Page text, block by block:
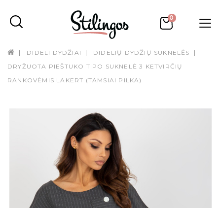
0
DIDELI DYDŽIAI
DIDELIŲ DYDŽIŲ SUKNELĖS
DRYŽUOTA PIEŠTUKO TIPO SUKNELĖ 3 KETVIRČIŲ
RANKOVĖMIS LAKERT (TAMSIAI PILKA)